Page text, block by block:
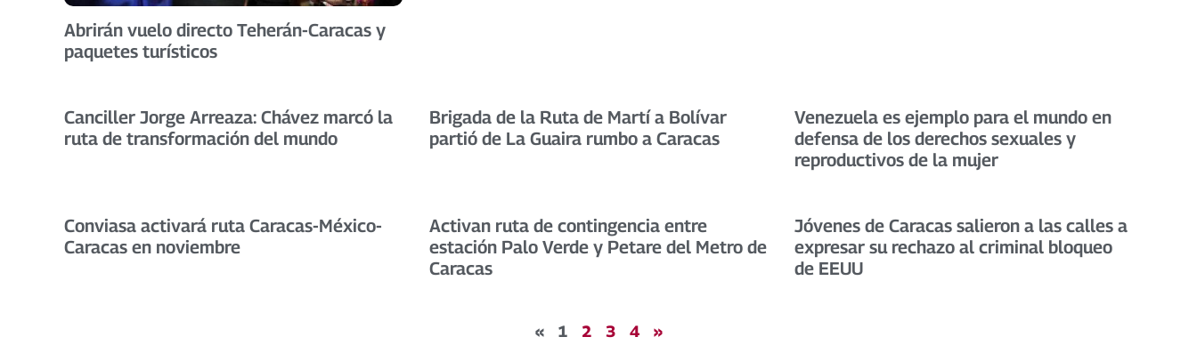
Abrirán vuelo directo Teherán-Caracas y
paquetes turísticos
Canciller Jorge Arreaza: Chávez marcó la
ruta de transformación del mundo
Brigada de la Ruta de Martí a Bolívar
partió de La Guaira rumbo a Caracas
Venezuela es ejemplo para el mundo en
defensa de los derechos sexuales y
reproductivos de la mujer
Conviasa activará ruta Caracas-México-
Caracas en noviembre
Activan ruta de contingencia entre
estación Palo Verde y Petare del Metro de
Caracas
Jóvenes de Caracas salieron a las calles a
expresar su rechazo al criminal bloqueo
de EEUU
« 1 2 3 4 »